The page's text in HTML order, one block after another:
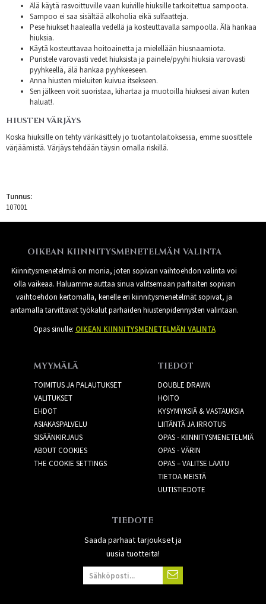
Älä käytä rasvoittuville vaan kuiville hiuksille tarkoitettua sampoota.
Sampoo ei saa sisältää alkoholia eikä sulfaatteja.
Pese hiukset haalealla vedellä ja kosteuttavalla sampoolla. Älä hankaa
hiuksia.
Käytä kosteuttavaa hoitoainetta ja mielellään hiusnaamiota.
Puristele varovasti vedet hiuksista ja painele/pyyhi hiuksia varovasti
pyyhkeellä, älä hankaa pyyhkeeseen.
Anna hiusten mieluiten kuivua itsekseen.
Sen jälkeen voit suoristaa, kihartaa ja muotoilla hiuksesi aivan kuten
haluat!.
HIUSTEN VÄRJÄYS
Koska hiuksille on tehty värikäsittely jo tuotantolaitoksessa, emme suosittele
värjäämistä. Värjäys tehdään täysin omalla riskillä.
Tunnus:
107001
OIKEAN KIINNITYSMENETELMÄN VALINTA
Kiinnitysmenetelmiä on monia, joten sopivan vaihtoehdon valinta voi
olla vaikeaa. Haluamme auttaa sinua valitsemaan parhaiten sopivan
vaihtoehdon kertomalla, kenelle eri kiinnitysmenetelmät sopivat, ja
antamalla tarvittavat työkalut parhaiden hiustenpidennysten valintaan.
Opas sinulle: OIKEAN KIINNITYSMENETELMÄN VALINTA
MYYMÄLÄ
TOIMITUS JA PALAUTUKSET
VALITUKSET
EHDOT
ASIAKASPALVELU
SISÄÄNKIRJAUS
ABOUT COOKIES
THE COOKIE SETTINGS
TIEDOT
DOUBLE DRAWN
HOITO
KYSYMYKSIÄ & VASTAUKSIA
LIITÄNTÄ JA IRROTUS
OPAS - KIINNITYSMENETELMIÄ
OPAS - VÄRIN
OPAS – VALITSE LAATU
TIETOA MEISTÄ
UUTISTIEDOTE
TIEDOTE
Saada parhaat tarjoukset ja
uusia tuotteita!